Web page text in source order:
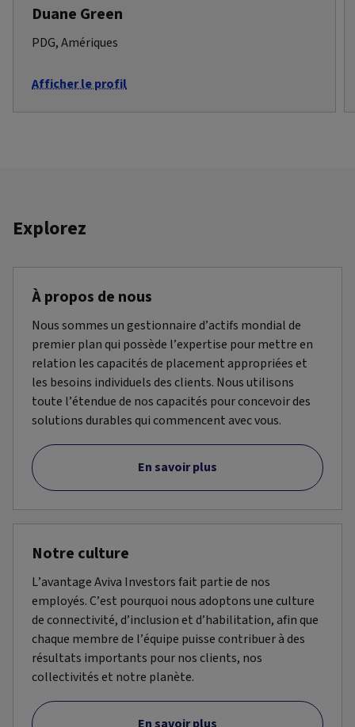
Duane Green
PDG, Amériques
Afficher le profil
Explorez
À propos de nous
Nous sommes un gestionnaire d’actifs mondial de
premier plan qui possède l’expertise pour mettre en
relation les capacités de placement appropriées et
les besoins individuels des clients. Nous utilisons
toute l’étendue de nos capacités pour concevoir des
solutions durables qui commencent avec vous.
En savoir plus
Notre culture
L’avantage Aviva Investors fait partie de nos
employés. C’est pourquoi nous adoptons une culture
de connectivité, d’inclusion et d’habilitation, afin que
chaque membre de l’équipe puisse contribuer à des
résultats importants pour nos clients, nos
collectivités et notre planète.